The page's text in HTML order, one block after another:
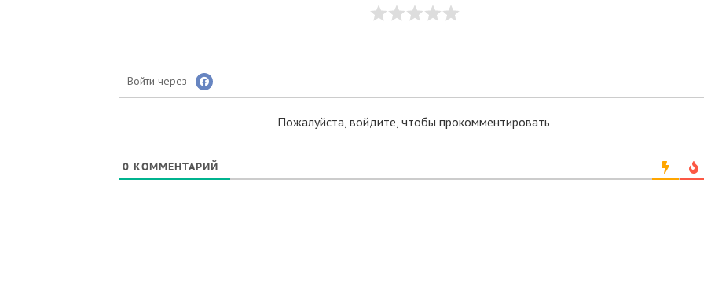
Войти через
Пожалуйста, войдите, чтобы прокомментировать
0 КОММЕНТАРИЙ